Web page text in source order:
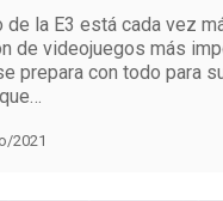
de la E3 está cada vez
de videojuegos más
prepara con todo para
2021